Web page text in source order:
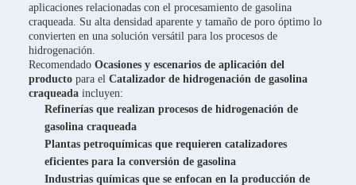
aplicaciones relacionadas con el procesamiento de gasolina
craqueada. Su alta densidad aparente y tamaño de poro óptimo lo
convierten en una solución versátil para los procesos de
hidrogenación.
Recomendado Ocasiones y escenarios de aplicación del
producto para el Catalizador de hidrogenación de gasolina
craqueada incluyen:
Refinerías que realizan procesos de hidrogenación de
gasolina craqueada
Plantas petroquímicas que requieren catalizadores
eficientes para la conversión de gasolina
Industrias químicas que se enfocan en la producción de